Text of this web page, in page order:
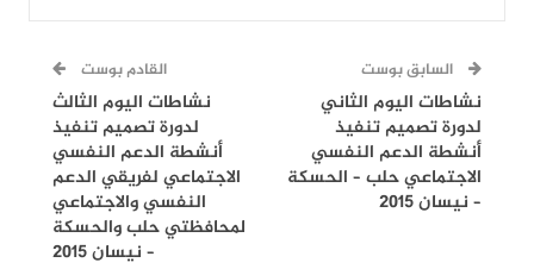
السابق بوست
نشاطات اليوم الثاني
لدورة تصميم تنفيذ
أنشطة الدعم النفسي
الاجتماعي حلب – الحسكة
– نيسان 2015
القادم بوست
نشاطات اليوم الثالث
لدورة تصميم تنفيذ
أنشطة الدعم النفسي
الاجتماعي لفريقي الدعم
النفسي والاجتماعي
لمحافظتي حلب والحسكة
– نيسان 2015